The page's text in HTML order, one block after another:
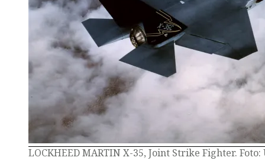
LOCKHEED MARTIN X-35, Joint Strike Fighter. Foto: